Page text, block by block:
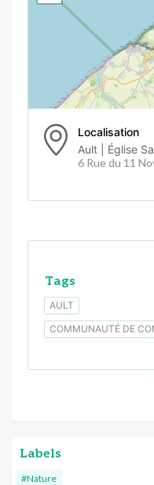
Localisation
Ault | Église
6 Rue du 11
Tags
AULT
COMMUNAUTÉ DE
Labels
#Nature